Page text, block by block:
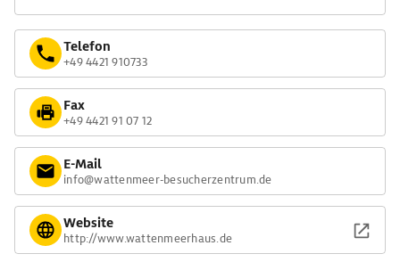
Telefon
+49 4421 910733
Fax
+49 4421 91 07 12
E-Mail
info@wattenmeer-besucherzentrum.de
Website
http://www.wattenmeerhaus.de